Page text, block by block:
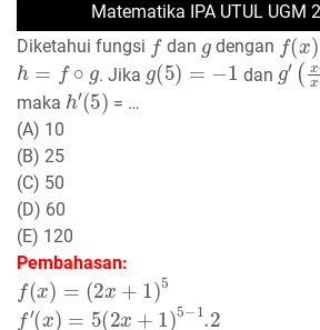
Matematika IPA UTUL UGM
Diketahui fungsi
f
dan
g
dengan
f(x)
h =f∘g
. Jika
g(5)= −1
dan
g′(x+
maka
h (5)
= …
(A) 10
(B) 25
(C) 50
(D) 60
(E) 120
Pembahasan:
f(x = x+
f′(x )= 2x+ 1 −1.2